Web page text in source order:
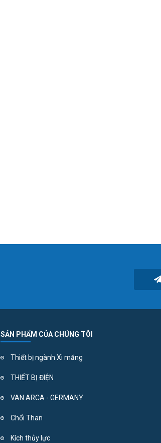
SẢN PHẨM CỦA CHÚNG TÔI
Thiết bị ngành Xi măng
THIẾT BỊ ĐIỆN
VAN ARCA - GERMANY
Chổi Than
Kích thủy lực